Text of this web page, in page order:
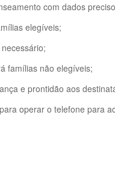
com dados
elegíveis;
famílias não elegíveis;
e prontidão aos
operar o telefone para